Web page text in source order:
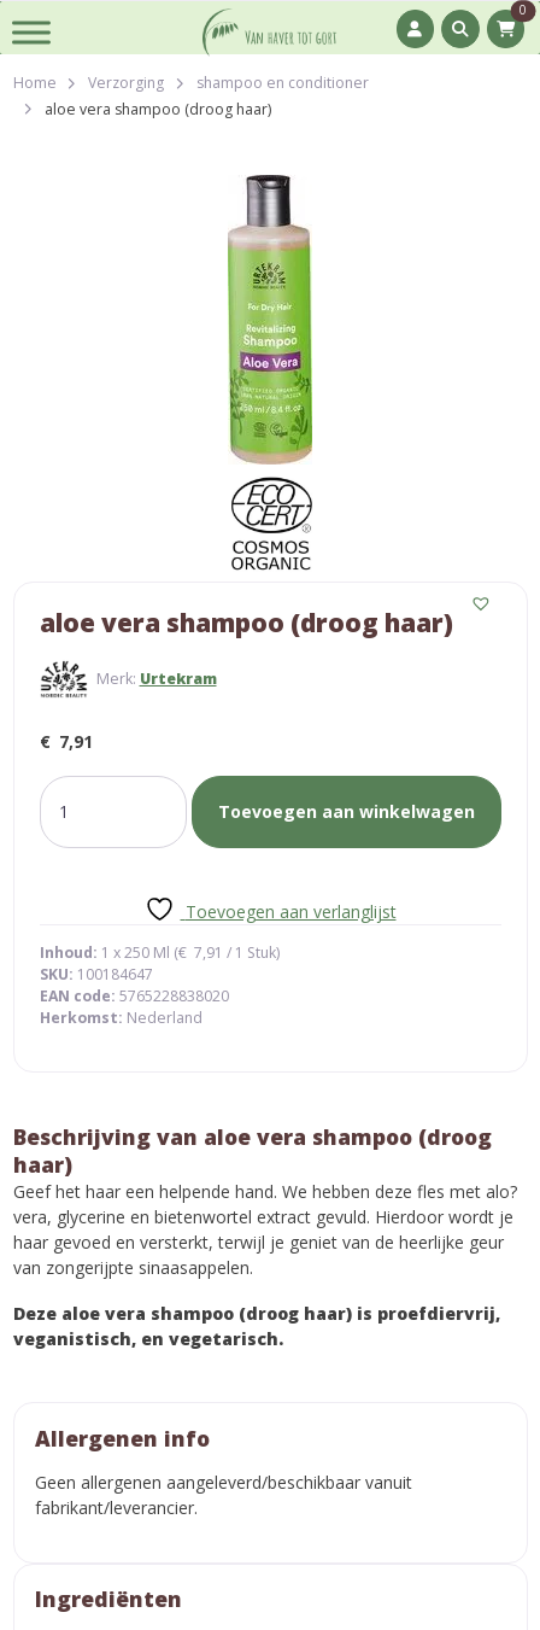
0
Home Verzorging
shampoo en conditioner
aloe vera shampoo (droog haar)
aloe vera shampoo (droog haar)
Merk: Urtekram
€ 7,91
aloe
vera
shampoo
Toevoegen aan winkelwagen
Toevoegen aan verlanglijst
Inhoud: 1 x 250 Ml (€ 7,91 / 1 Stuk)
SKU: 100184647
EAN code: 5765228838020
Herkomst: Nederland
Beschrijving van aloe vera shampoo (droog
haar)
Geef het haar een helpende hand. We hebben deze fles met alo?
vera, glycerine en bietenwortel extract gevuld. Hierdoor wordt je
haar gevoed en versterkt, terwijl je geniet van de heerlijke geur
van zongerijpte sinaasappelen.
Deze aloe vera shampoo (droog haar) is proefdiervrij,
veganistisch, en vegetarisch.
Allergenen info
Geen allergenen aangeleverd/beschikbaar vanuit
fabrikant/leverancier.
Ingrediënten